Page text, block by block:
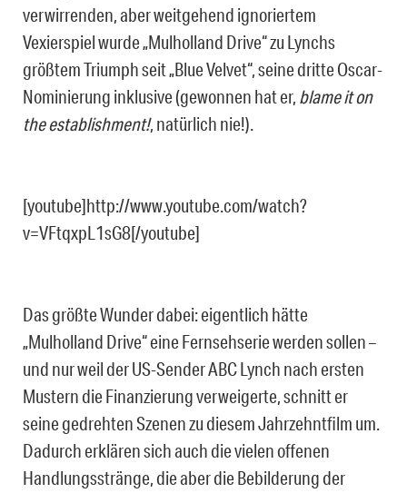
verwirrenden, aber weitgehend ignoriertem
Vexierspiel wurde „Mulholland Drive“ zu Lynchs
größtem Triumph seit „Blue Velvet“, seine dritte Oscar-
Nominierung inklusive (gewonnen hat er, blame it on
the establishment!, natürlich nie!).
[youtube]http://www.youtube.com/watch?
v=VFtqxpL1sG8[/youtube]
Das größte Wunder dabei: eigentlich hätte
„Mulholland Drive“ eine Fernsehserie werden sollen –
und nur weil der US-Sender ABC Lynch nach ersten
Mustern die Finanzierung verweigerte, schnitt er
seine gedrehten Szenen zu diesem Jahrzehntfilm um.
Dadurch erklären sich auch die vielen offenen
Handlungsstränge, die aber die Bebilderung der